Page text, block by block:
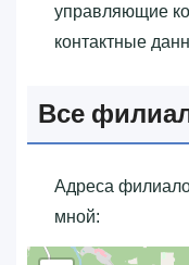
управляющие
контактные
Все
Адреса
мной: